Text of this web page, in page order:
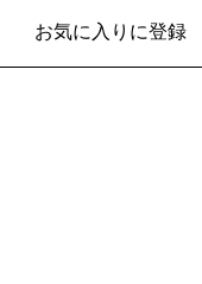
お気に入りに登録